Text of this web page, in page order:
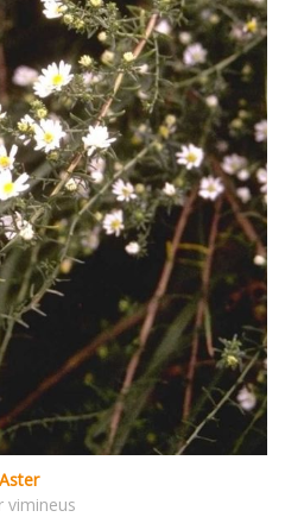
Aster
vimineus